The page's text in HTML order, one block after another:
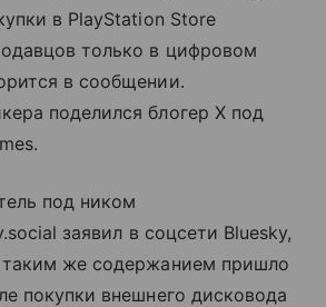
в PlayStation Store
только в цифровом
в сообщении.
поделился блогер X под
под ником
заявил в соцсети Bluesky,
же содержанием пришло
покупки внешнего дисковода